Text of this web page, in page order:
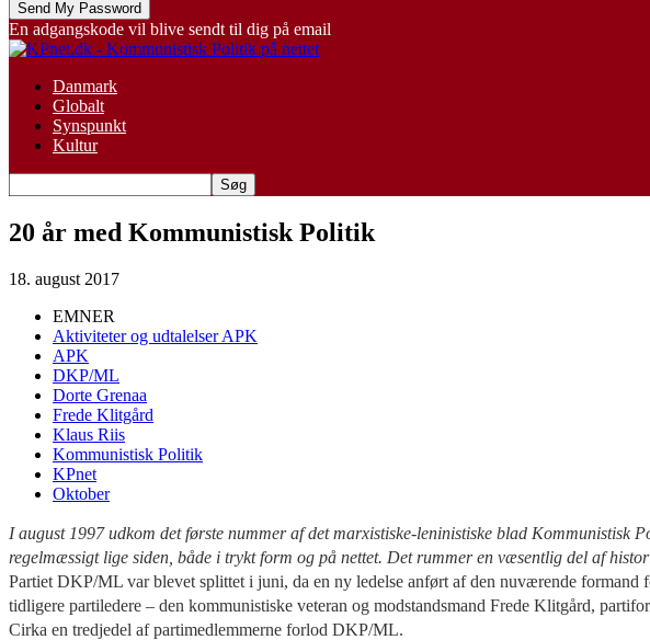
En adgangskode vil blive sendt til dig på email
Danmark
Globalt
Synspunkt
Kultur
20 år med Kommunistisk Politik
18. august 2017
EMNER
Aktiviteter og udtalelser APK
APK
DKP/ML
Dorte Grenaa
Frede Klitgård
Klaus Riis
Kommunistisk Politik
KPnet
Oktober
I august 1997 udkom det første nummer af det marxistiske-leninistiske blad
regelmæssigt lige siden, både i trykt form og på nettet. Det rummer en væsentlig del af
Partiet DKP/ML var blevet splittet i juni, da en ny ledelse anført af den nuværende formand
tidligere partiledere – den kommunistiske veteran og modstandsmand Frede Klitgård,
Cirka en tredjedel af partimedlemmerne forlod DKP/ML.